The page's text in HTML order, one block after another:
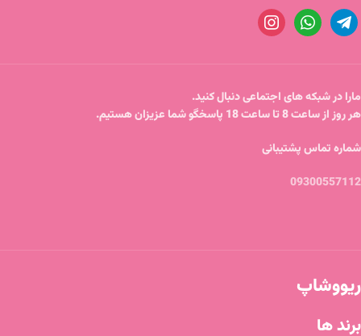
مارا در شبکه های اجتماعی دنبال کنید.
هر روز از ساعت 8 تا ساعت 18 پاسخگو شما عزیزان هستیم.
شماره تماس پشتیبانی
09300557112
ریووشاپ
برند ها